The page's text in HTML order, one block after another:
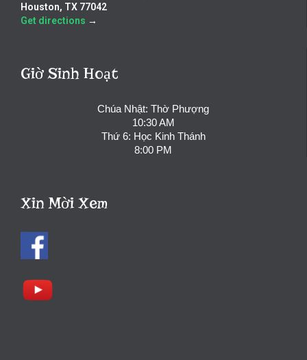
Houston, TX 77042
Get directions →
Giờ Sinh Hoạt
Chúa Nhật: Thờ Phượng
10:30 AM
Thứ 6: Học Kinh Thánh
8:00 PM
Xin Mời Xem